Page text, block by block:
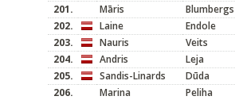
201.
Māris Blumbergs
202.
Laine Endole
203.
Nauris
Veits
204.
Andris Leja
205.
Sandis-Linards
Dūda
206.
Marina
Peliha